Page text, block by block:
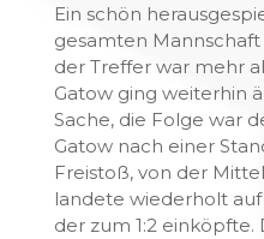
Ein schön
gesamten
der Treffer war mehr
Gatow ging weiterhin
Sache, die Folge war
Gatow nach einer
Freistoß, von der
landete wiederholt
der zum 1:2 einköpfte.